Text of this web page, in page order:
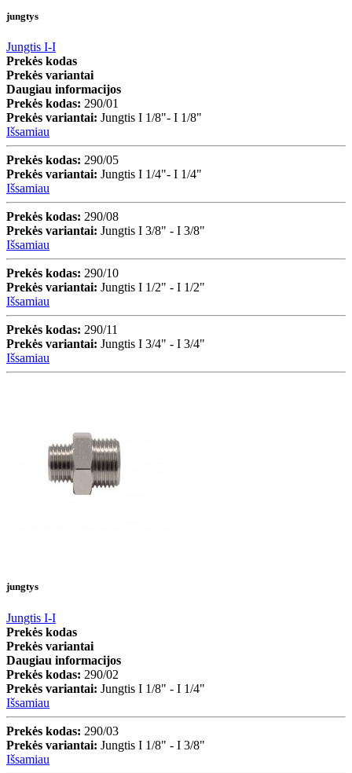
jungtys
Jungtis I-I
Prekės kodas
Prekės variantai
Daugiau informacijos
Prekės kodas: 290/01
Prekės variantai: Jungtis I 1/8"- I 1/8"
Išsamiau
Prekės kodas: 290/05
Prekės variantai: Jungtis I 1/4"- I 1/4"
Išsamiau
Prekės kodas: 290/08
Prekės variantai: Jungtis I 3/8" - I 3/8"
Išsamiau
Prekės kodas: 290/10
Prekės variantai: Jungtis I 1/2" - I 1/2"
Išsamiau
Prekės kodas: 290/11
Prekės variantai: Jungtis I 3/4" - I 3/4"
Išsamiau
jungtys
Jungtis I-I
Prekės kodas
Prekės variantai
Daugiau informacijos
Prekės kodas: 290/02
Prekės variantai: Jungtis I 1/8" - I 1/4"
Išsamiau
Prekės kodas: 290/03
Prekės variantai: Jungtis I 1/8" - I 3/8"
Išsamiau